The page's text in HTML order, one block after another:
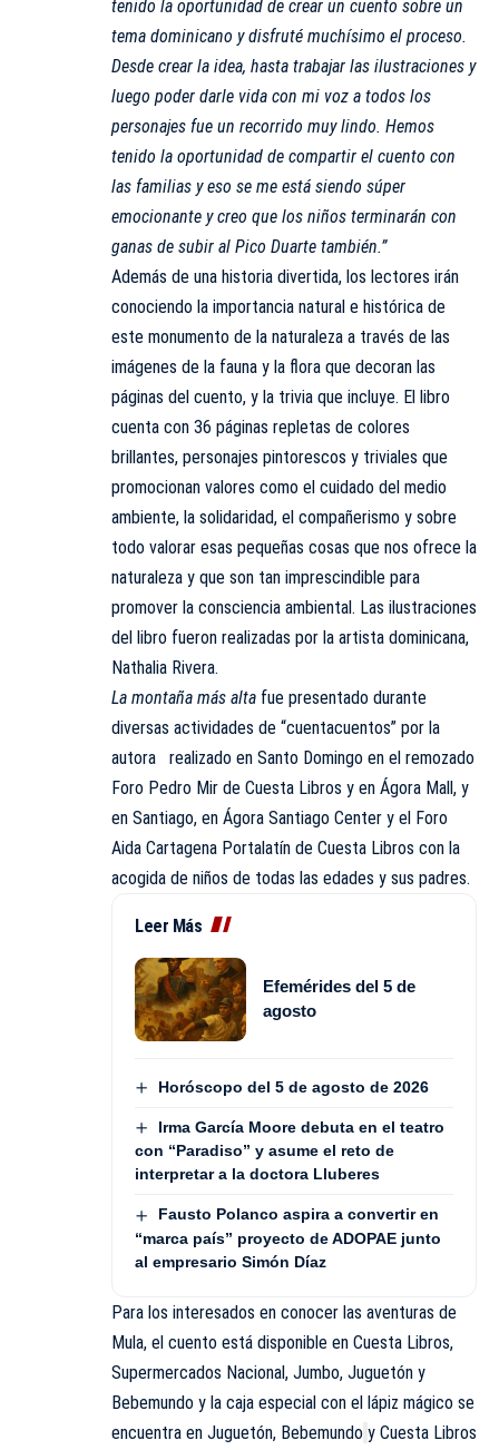
tenido la oportunidad de crear un cuento sobre un
tema dominicano y disfruté muchísimo el proceso.
Desde crear la idea, hasta trabajar las ilustraciones y
luego poder darle vida con mi voz a todos los
personajes fue un recorrido muy lindo. Hemos
tenido la oportunidad de compartir el cuento con
las familias y eso se me está siendo súper
emocionante y creo que los niños terminarán con
ganas de subir al Pico Duarte también.”
Además de una historia divertida, los lectores irán
conociendo la importancia natural e histórica de
este monumento de la naturaleza a través de las
imágenes de la fauna y la flora que decoran las
páginas del cuento, y la trivia que incluye. El libro
cuenta con 36 páginas repletas de colores
brillantes, personajes pintorescos y triviales que
promocionan valores como el cuidado del medio
ambiente, la solidaridad, el compañerismo y sobre
todo valorar esas pequeñas cosas que nos ofrece la
naturaleza y que son tan imprescindible para
promover la consciencia ambiental. Las ilustraciones
del libro fueron realizadas por la artista dominicana,
Nathalia Rivera.
La montaña más alta fue presentado durante
diversas actividades de “cuentacuentos” por la
autora realizado en Santo Domingo en el remozado
Foro Pedro Mir de Cuesta Libros y en Ágora Mall, y
en Santiago, en Ágora Santiago Center y el Foro
Aida Cartagena Portalatín de Cuesta Libros con la
acogida de niños de todas las edades y sus padres.
Leer Más
Efemérides del 5 de
agosto
Horóscopo del 5 de agosto de 2026
Irma García Moore debuta en el teatro
con “Paradiso” y asume el reto de
interpretar a la doctora Lluberes
Fausto Polanco aspira a convertir en
“marca país” proyecto de ADOPAE junto
al empresario Simón Díaz
Para los interesados en conocer las aventuras de
Mula, el cuento está disponible en Cuesta Libros,
Supermercados Nacional, Jumbo, Juguetón y
Bebemundo y la caja especial con el lápiz mágico se
encuentra en Juguetón, Bebemundo y Cuesta Libros